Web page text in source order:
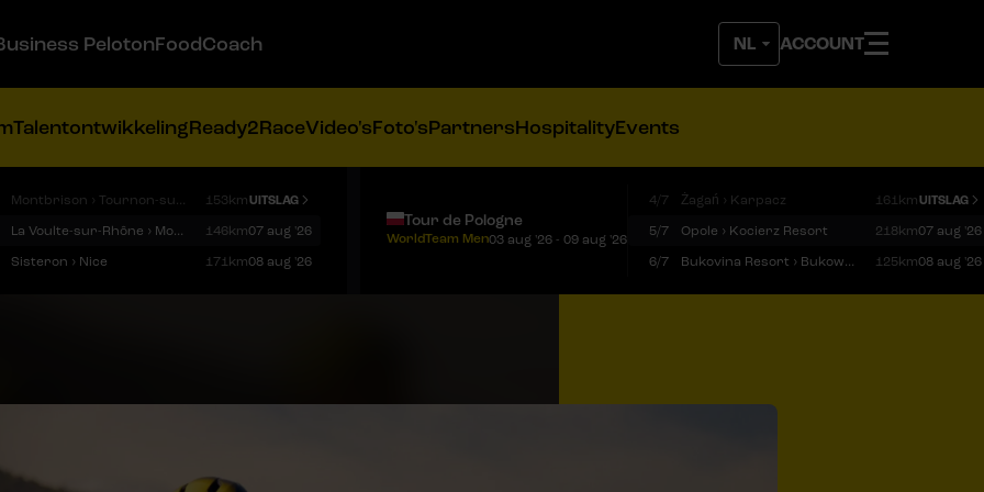
ACCOUNT
PelotonFoodCoach
TalentontwikkelingReady2RaceVideo'sFoto'sPartnersHospitalityEvents
Montbrison › Tournon-sur-Rhône 153kmUITSLAG
La Voulte-sur-Rhône › Mont Ventoux 146km07 aug '26
Sisteron › Nice 171km08 aug '26
Tour de Pologne
WorldTeam Men03 aug '26 - 09 aug '26
4/7 Żagań › Karpacz 161kmUITSLAG
5/7
Opole › Kocierz Resort 218km07 aug '26
6/7
Bukovina Resort › Bukowina Tatrzańska 125km08 aug '26